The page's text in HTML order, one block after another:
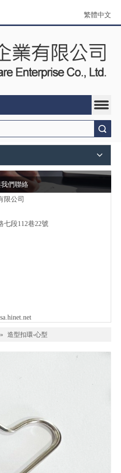
繁體中文
們聯絡
限公司
七段112巷22號
» 造型扣環-心型